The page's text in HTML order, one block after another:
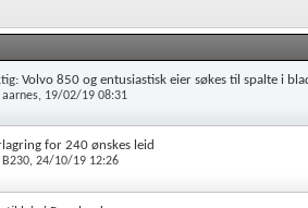
Volvo 850 og entusiastisk eier søkes til spalte i
aarnes, 19/02/19 08:31
for 240 ønskes leid
B230, 24/10/19 12:26